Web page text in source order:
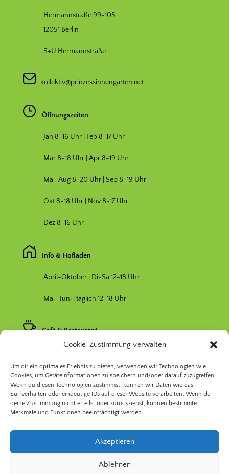
Cookie-Zustimmung verwalten
Um dir ein optimales Erlebnis zu bieten, verwenden wir Technologien wie
Cookies, um Geräteinformationen zu speichern und/oder darauf zuzugreifen.
Wenn du diesen Technologien zustimmst, können wir Daten wie das
Surfverhalten oder eindeutige IDs auf dieser Website verarbeiten. Wenn du
deine Zustimmung nicht erteilst oder zurückziehst, können bestimmte
Merkmale und Funktionen beeinträchtigt werden.
Akzeptieren
Ablehnen
Hermannstraße 99-105
12051 Berlin
S+U Hermannstraße
kollektiv@prinzessinnengarten.net
Öffnungszeiten
Jan 8-16 Uhr | Feb 8-17 Uhr
Mär 8-18 Uhr | Apr 8-19 Uhr
Mai-Aug 8-20 Uhr | Sep 8-19 Uhr
Okt 8-18 Uhr | Nov 8-17 Uhr
Dez 8-16 Uhr
Info & Hofladen
April-Oktober | Di-Sa 12-18 Uhr
Mai -Juni | täglich 12-18 Uhr
Café & Restaurant
Hauptsaison Mai-September 11-19 Uhr
© 2026 Prinzessinnengarten Kollektiv Berlin | Nomadisch